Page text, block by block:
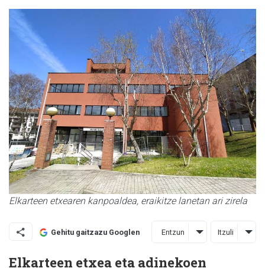
Elkarteen etxearen kanpoaldea, eraikitze lanetan ari zirela
Gehitu gaitzazu Googlen Entzun Itzuli
Elkarteen etxea eta adinekoen